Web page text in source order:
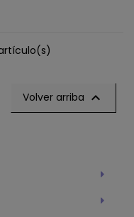
Volver arriba 